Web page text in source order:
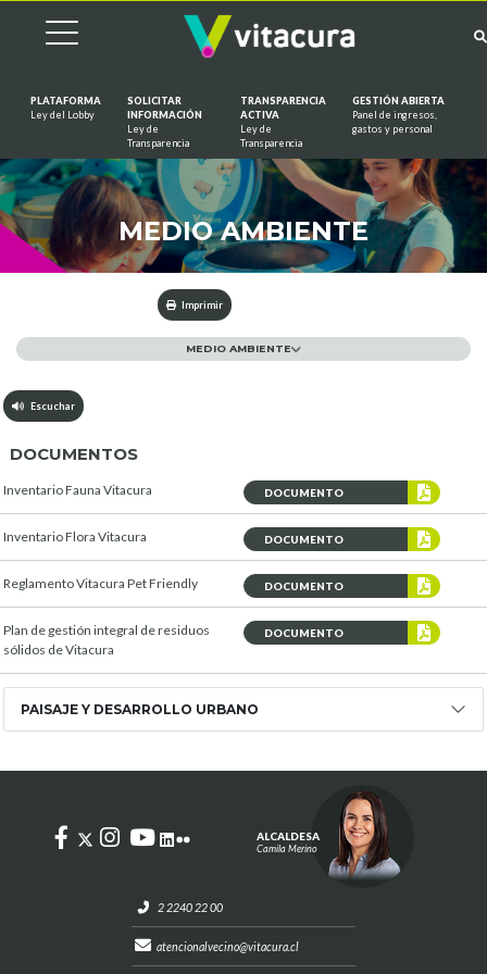
PLATAFORMA
Ley del Lobby
SOLICITAR
INFORMACIÓN
Ley de
Transparencia
TRANSPARENCIA
ACTIVA
Ley de
Transparencia
GESTIÓN ABIERTA
Panel de ingresos,
gastos y personal
MEDIO AMBIENTE
Imprimir
MEDIO AMBIENTE
Escuchar
DOCUMENTOS
Inventario Fauna Vitacura DOCUMENTO
Inventario Flora Vitacura DOCUMENTO
Reglamento Vitacura Pet Friendly DOCUMENTO
Plan de gestión integral de residuos
sólidos de Vitacura
DOCUMENTO
PAISAJE Y DESARROLLO URBANO
2 2240 22 00
atencionalvecino@vitacura.cl
ALCALDESA
Camila Merino